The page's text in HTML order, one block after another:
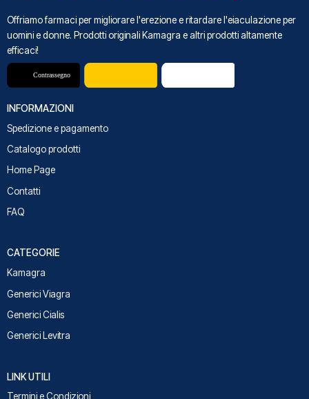
Offriamo farmaci per migliorare l'erezione e ritardare l'eiaculazione per
uomini e donne. Prodotti originali Kamagra e altri prodotti altamente
efficaci!
INFORMAZIONI
Spedizione e pagamento
Catalogo prodotti
Home Page
Contatti
FAQ
CATEGORIE
Kamagra
Generici Viagra
Generici Cialis
Generici Levitra
LINK UTILI
Termini e Condizioni